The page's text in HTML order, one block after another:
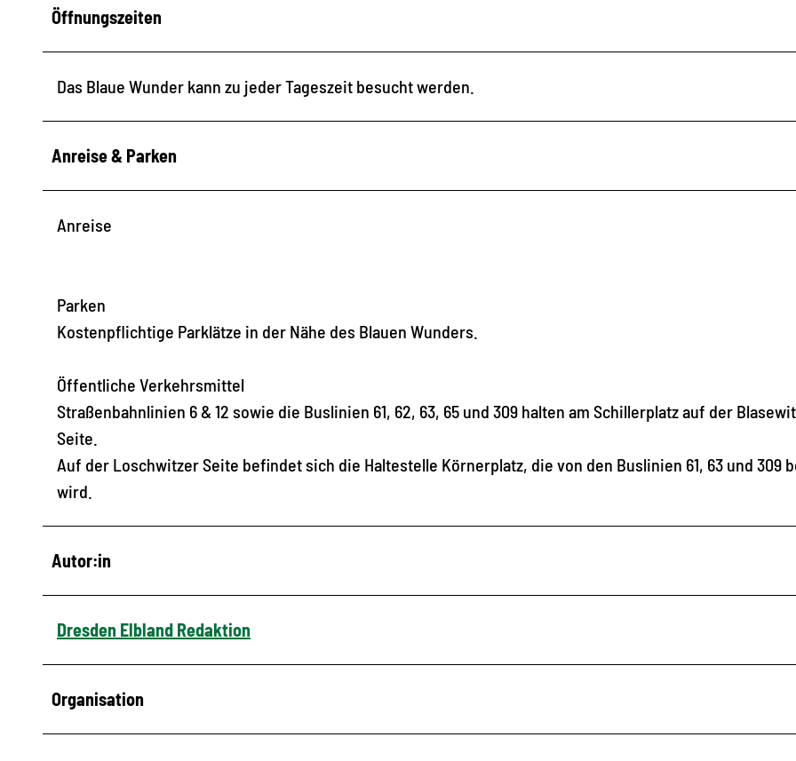
Öffnungszeiten
Das Blaue Wunder kann zu jeder Tageszeit besucht werden.
Anreise & Parken
Anreise
Parken
Kostenpflichtige Parklätze in der Nähe des Blauen Wunders.
Öffentliche Verkehrsmittel
Straßenbahnlinien 6 & 12 sowie die Buslinien 61, 62, 63, 65 und 309 halten am Schillerplatz auf der
Seite.
Auf der Loschwitzer Seite befindet sich die Haltestelle Körnerplatz, die von den Buslinien 61, 63 und 309
wird.
Autor:in
Dresden Elbland Redaktion
Organisation